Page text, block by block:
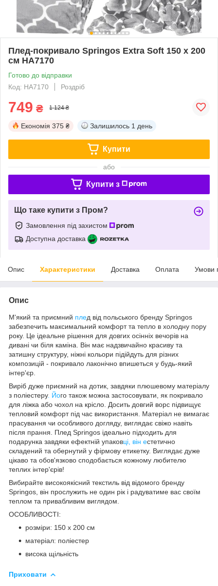
Плед-покривало Springos Extra Soft 150 x 200
см HA7170
Готово до відправки
Код: HA7170
Роздріб
749 ₴ 1 124 ₴
Економія 375 ₴ Залишилось 1 день
Купити
або
Купити з
Що таке купити з Пром?
Замовлення під захистом
Доступна доставка
Опис Характеристики Доставка Оплата Умови
Опис
М'який та приємний плед від польського бренду Springos
забезпечить максимальний комфорт та тепло в холодну пору
року. Це ідеальне рішення для довгих осінніх вечорів на
дивані чи біля каміна. Він має надзвичайно красиву та
затишну структуру, ніжні кольори підійдуть для різних
композицій - покривало лаконічно впишеться у будь-який
інтер'єр.
Виріб дуже приємний на дотик, завдяки плюшевому матеріалу
з поліестеру. Його також можна застосовувати, як покривало
для ліжка або чохол на крісло. Досить довгий ворс підвищує
тепловий комфорт під час використання. Матеріал не вимагає
прасування чи особливого догляду, виглядає свіжо навіть
після прання. Плед Springos ідеально підходить для
подарунка завдяки ефектній упаковці, він естетично
складений та обернутий у фірмову етикетку. Виглядає дуже
цікаво та обов'язково сподобається кожному любителю
теплих інтер'єрів!
Вибирайте високоякісний текстиль від відомого бренду
Springos , він прослужить не один рік і радуватиме вас своїм
теплом та привабливим виглядом.
ОСОБЛИВОСТІ:
розміри: 150 x 200 см
матеріал: поліестер
висока щільність
Приховати